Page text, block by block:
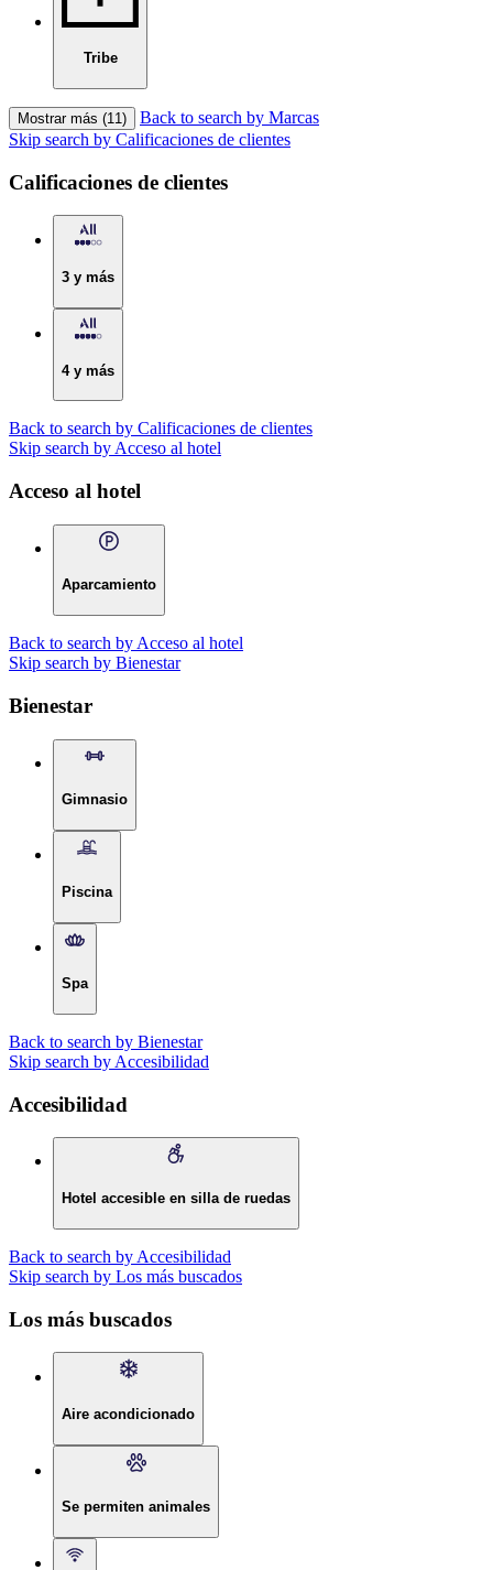
Tribe
Mostrar más (11)
Back to search by Marcas
Skip search by Calificaciones de clientes
Calificaciones de clientes
3 y más
4 y más
Back to search by Calificaciones de clientes
Skip search by Acceso al hotel
Acceso al hotel
Aparcamiento
Back to search by Acceso al hotel
Skip search by Bienestar
Bienestar
Gimnasio
Piscina
Spa
Back to search by Bienestar
Skip search by Accesibilidad
Accesibilidad
Hotel accesible en silla de ruedas
Back to search by Accesibilidad
Skip search by Los más buscados
Los más buscados
Aire acondicionado
Se permiten animales